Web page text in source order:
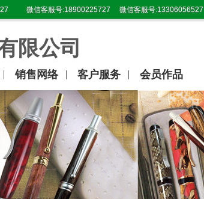
微信客服号:18900225727 微信客服号:13306056527
限公司
销售网络 客户服务 会员作品